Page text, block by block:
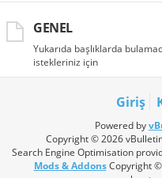
GENEL
Yukarıda başlıklarda
istekleriniz için
Giriş
Powered by
Copyright © 2026
Search Engine Optimisation
Mods & AddonsCopyright ©